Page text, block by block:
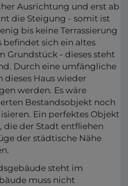
Ausrichtung und erst ab
die Steigung - somit ist
bis keine Terrassierung
sich ein altes
Grundstück - dieses steht
Durch eine umfängliche
dieses Haus wieder
werden. Es wäre
Bestandsobjekt noch
Ein perfektes Objekt
die der Stadt entfliehen
der städtische Nähe
steht im
muss nicht